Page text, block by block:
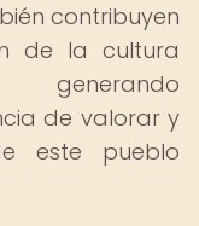
contribuyen
de la cultura
generando
de valorar y
este pueblo